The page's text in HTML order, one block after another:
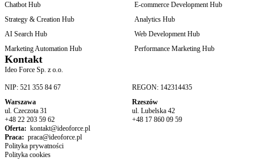
Chatbot Hub
E-commerce Development Hub
Strategy & Creation Hub
Analytics Hub
AI Search Hub
Web Development Hub
Marketing Automation Hub
Performance Marketing Hub
Kontakt
Ideo Force Sp. z o.o.
NIP: 521 355 84 67
REGON: 142314435
Warszawa
ul. Czeczota 31
+48 22 203 59 62
Rzeszów
ul. Lubelska 42
+48 17 860 09 59
Oferta: kontakt@ideoforce.pl
Praca: praca@ideoforce.pl
Polityka prywatności
Polityka cookies